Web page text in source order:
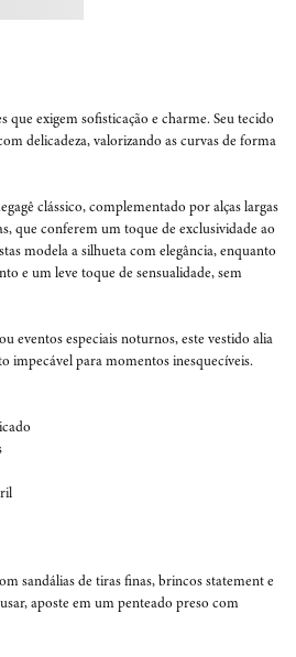
que exigem sofisticação e charme. Seu tecido
delicadeza, valorizando as curvas de forma
clássico, complementado por alças largas
que conferem um toque de exclusividade ao
modela a silhueta com elegância, enquanto
e um leve toque de sensualidade, sem
eventos especiais noturnos, este vestido alia
impecável para momentos inesquecíveis.
sandálias de tiras finas, brincos statement e
aposte em um penteado preso com